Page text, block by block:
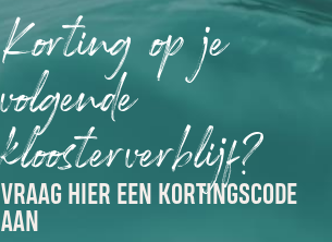
Korting op je
volgende
kloosterverblijf?
VRAAG HIER EEN KORTINGSCODE
AAN